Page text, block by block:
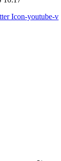
Icon-youtube-v